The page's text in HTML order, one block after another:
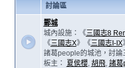
討論區
鄴城
城內設施：《三國志8
《三國志X》《三國志I-IX
諸葛people的城池，討論
板主：
夏侯櫻, 胡飛, 諸葛